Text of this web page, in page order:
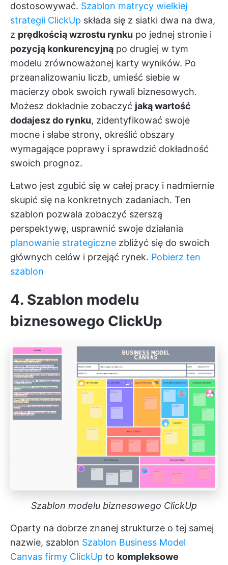
dostosowywać. Szablon matrycy wielkiej
strategii ClickUp składa się z siatki dwa na dwa,
z prędkością wzrostu rynku po jednej stronie i
pozycją konkurencyjną po drugiej w tym
modelu zrównoważonej karty wyników. Po
przeanalizowaniu liczb, umieść siebie w
macierzy obok swoich rywali biznesowych.
Możesz dokładnie zobaczyć jaką wartość
dodajesz do rynku, zidentyfikować swoje
mocne i słabe strony, określić obszary
wymagające poprawy i sprawdzić dokładność
swoich prognoz.
Łatwo jest zgubić się w całej pracy i nadmiernie
skupić się na konkretnych zadaniach. Ten
szablon pozwala zobaczyć szerszą
perspektywę, usprawnić swoje działania
planowanie strategiczne zbliżyć się do swoich
głównych celów i przejąć rynek. Pobierz ten
szablon
4. Szablon modelu
biznesowego ClickUp
Szablon modelu biznesowego ClickUp
Oparty na dobrze znanej strukturze o tej samej
nazwie, szablon Szablon Business Model
Canvas firmy ClickUp to kompleksowe